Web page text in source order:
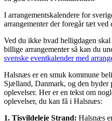
I arrangementskalendere for
arrangementer der foregår tæt ved
Ved du ikke hvad helligdagen
billige arrangementer så kan du
svenske eventkalender med
Halsnæs er en smuk kommune
Sjælland, Danmark, og den byder
oplevelser. Her er en tekst om
oplevelser, du kan få i Halsnæs:
1. Tisvildeleje Strand: Halsnæs